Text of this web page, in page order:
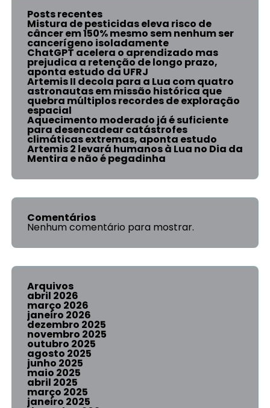
Posts recentes
Mistura de pesticidas eleva risco de
câncer em 150% mesmo sem nenhum ser
cancerígeno isoladamente
ChatGPT acelera o aprendizado mas
prejudica a retenção de longo prazo,
aponta estudo da UFRJ
Artemis II decola para a Lua com quatro
astronautas em missão histórica que
quebra múltiplos recordes de exploração
espacial
Aquecimento moderado já é suficiente
para desencadear catástrofes
climáticas extremas, aponta estudo
Artemis 2 levará humanos à Lua no Dia da
Mentira e não é pegadinha
Comentários
Nenhum comentário para mostrar.
Arquivos
abril 2026
março 2026
janeiro 2026
dezembro 2025
novembro 2025
outubro 2025
agosto 2025
junho 2025
maio 2025
abril 2025
março 2025
janeiro 2025